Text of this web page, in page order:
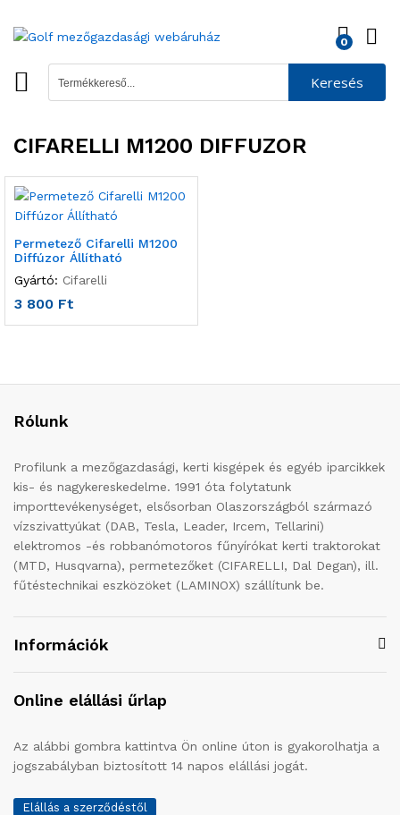
0
Keresés
CIFARELLI M1200 DIFFUZOR
Permetező Cifarelli M1200
Diffúzor Állítható
Gyártó: Cifarelli
3 800 Ft
Rólunk
Profilunk a mezőgazdasági, kerti kisgépek és egyéb iparcikkek
kis- és nagykereskedelme. 1991 óta folytatunk
importtevékenységet, elsősorban Olaszországból származó
vízszivattyúkat (DAB, Tesla, Leader, Ircem, Tellarini)
elektromos -és robbanómotoros fűnyírókat kerti traktorokat
(MTD, Husqvarna), permetezőket (CIFARELLI, Dal Degan), ill.
fűtéstechnikai eszközöket (LAMINOX) szállítunk be.
Információk
Online elállási űrlap
Az alábbi gombra kattintva Ön online úton is gyakorolhatja a
jogszabályban biztosított 14 napos elállási jogát.
Elállás a szerződéstől